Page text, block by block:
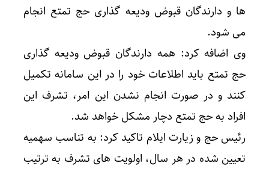
ها و دارندگان قبوض ودیعه گذاری حج تمتع انجام
می شود.
وی اضافه کرد: همه دارندگان قبوض ودیعه گذاری
حج تمتع باید اطلاعات خود را در این سامانه تکمیل
کنند و در صورت انجام نشدن این امر، تشرف این
افراد به حج تمتع دچار مشکل خواهد شد.
رئیس حج و زیارت ایلام تاکید کرد: به تناسب سهمیه
تعیین شده در هر سال، اولویت های تشرف به ترتیب